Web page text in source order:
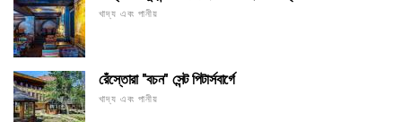
খাদ্য এবং পানীয়
রেঁস্তোরা "বচন" সেন্ট পিটার্সবার্গে
খাদ্য এবং পানীয়